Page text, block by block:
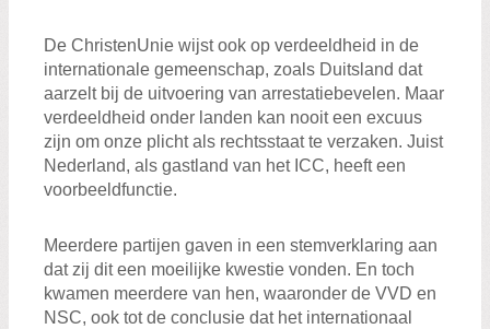
De ChristenUnie wijst ook op verdeeldheid in de
internationale gemeenschap, zoals Duitsland dat
aarzelt bij de uitvoering van arrestatiebevelen. Maar
verdeeldheid onder landen kan nooit een excuus
zijn om onze plicht als rechtsstaat te verzaken. Juist
Nederland, als gastland van het ICC, heeft een
voorbeeldfunctie.
Meerdere partijen gaven in een stemverklaring aan
dat zij dit een moeilijke kwestie vonden. En toch
kwamen meerdere van hen, waaronder de VVD en
NSC, ook tot de conclusie dat het internationaal